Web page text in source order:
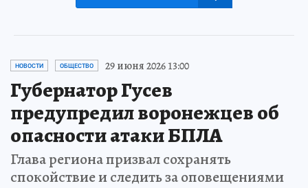
НОВОСТИ ОБЩЕСТВО 29 июня 2026 13:00
Губернатор Гусев
предупредил воронежцев об
опасности атаки БПЛА
Глава региона призвал сохранять
спокойствие и следить за оповещениями